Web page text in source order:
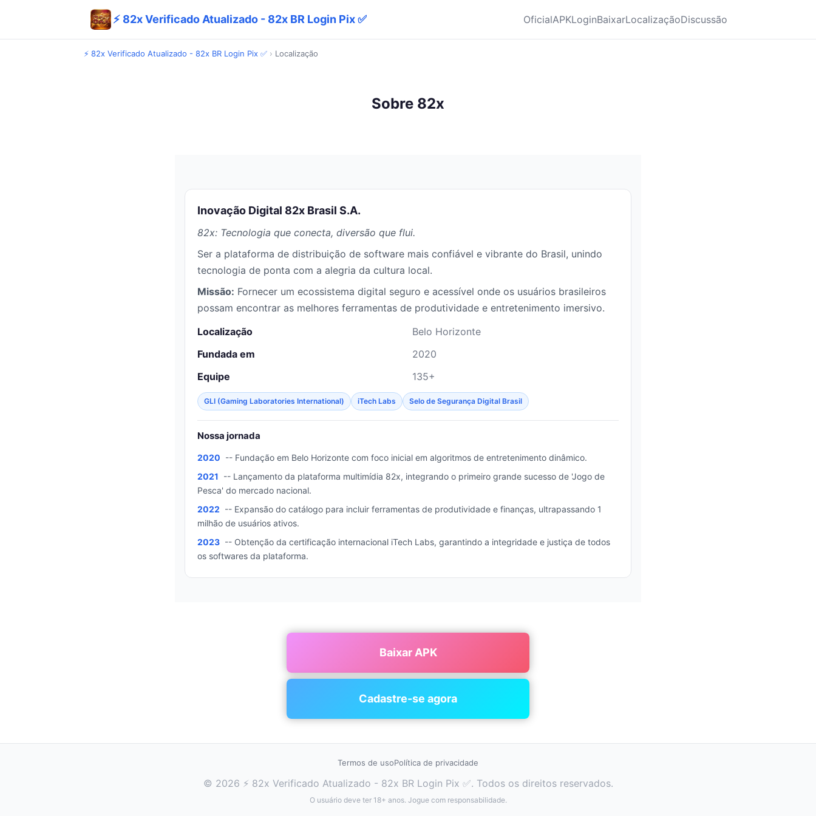
⚡ 82x Verificado Atualizado - 82x BR Login Pix ✅ OficialAPKLoginBaixarLocalizaçãoDiscussão
⚡ 82x Verificado Atualizado - 82x BR Login Pix ✅ › Localização
Sobre 82x
Inovação Digital 82x Brasil S.A.
82x: Tecnologia que conecta, diversão que flui.
Ser a plataforma de distribuição de software mais confiável e vibrante do Brasil, unindo
tecnologia de ponta com a alegria da cultura local.
Missão: Fornecer um ecossistema digital seguro e acessível onde os usuários brasileiros
possam encontrar as melhores ferramentas de produtividade e entretenimento imersivo.
Localização
Belo Horizonte
Fundada em
2020
Equipe
135+
GLI (Gaming Laboratories International) iTech Labs Selo de Segurança Digital Brasil
Nossa jornada
2020 -- Fundação em Belo Horizonte com foco inicial em algoritmos de entretenimento dinâmico.
2021 -- Lançamento da plataforma multimídia 82x, integrando o primeiro grande sucesso de 'Jogo de
Pesca' do mercado nacional.
2022 -- Expansão do catálogo para incluir ferramentas de produtividade e finanças, ultrapassando 1
milhão de usuários ativos.
2023 -- Obtenção da certificação internacional iTech Labs, garantindo a integridade e justiça de todos
os softwares da plataforma.
Baixar APK
Cadastre-se agora
Termos de usoPolítica de privacidade
© 2026 ⚡ 82x Verificado Atualizado - 82x BR Login Pix ✅. Todos os direitos reservados.
O usuário deve ter 18+ anos. Jogue com responsabilidade.